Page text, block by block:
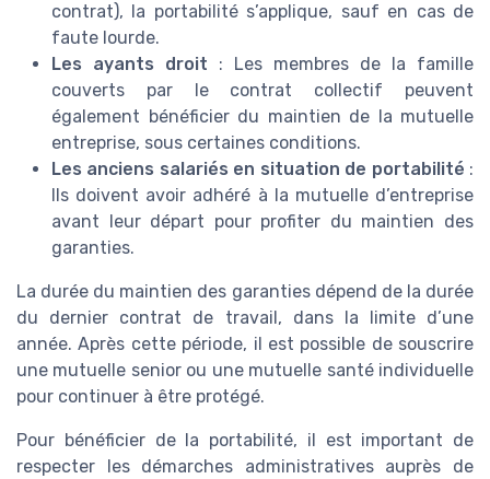
contrat), la portabilité s’applique, sauf en cas de
faute lourde.
Les ayants droit : Les membres de la famille
couverts par le contrat collectif peuvent
également bénéficier du maintien de la mutuelle
entreprise, sous certaines conditions.
Les anciens salariés en situation de portabilité :
Ils doivent avoir adhéré à la mutuelle d’entreprise
avant leur départ pour profiter du maintien des
garanties.
La durée du maintien des garanties dépend de la durée
du dernier contrat de travail, dans la limite d’une
année. Après cette période, il est possible de souscrire
une mutuelle senior ou une mutuelle santé individuelle
pour continuer à être protégé.
Pour bénéficier de la portabilité, il est important de
respecter les démarches administratives auprès de